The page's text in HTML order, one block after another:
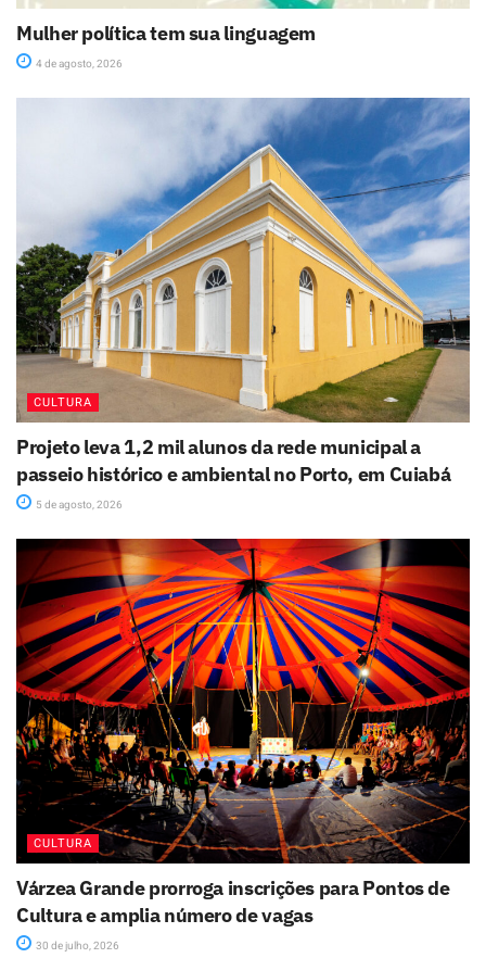
Mulher política tem sua linguagem
4 de agosto, 2026
CULTURA
Projeto leva 1,2 mil alunos da rede municipal a
passeio histórico e ambiental no Porto, em Cuiabá
5 de agosto, 2026
CULTURA
Várzea Grande prorroga inscrições para Pontos de
Cultura e amplia número de vagas
30 de julho, 2026